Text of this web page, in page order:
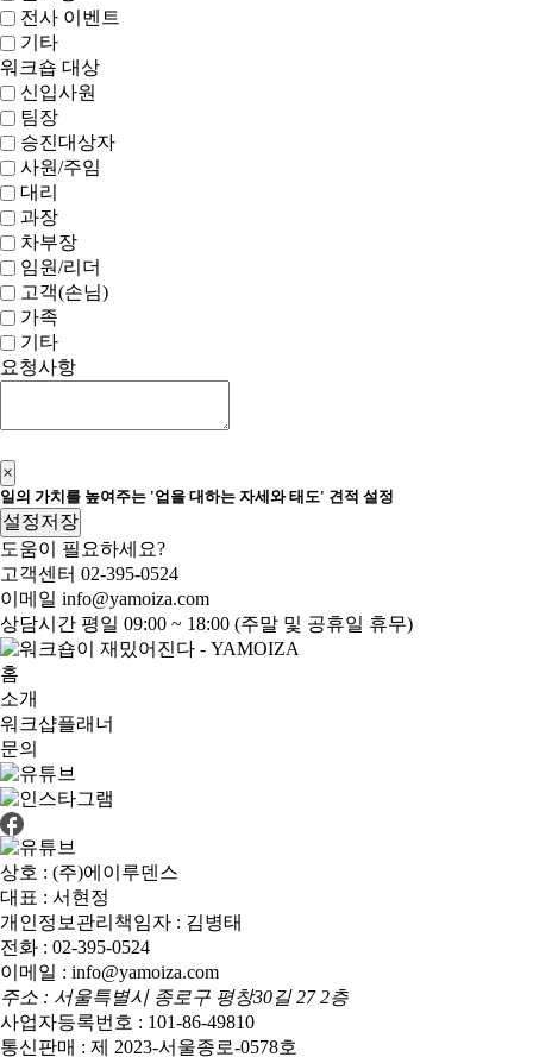
전사 이벤트
기타
워크숍 대상
신입사원
팀장
승진대상자
사원/주임
대리
과장
차부장
임원/리더
고객(손님)
가족
기타
요청사항
×
일의 가치를 높여주는 '업을 대하는 자세와 태도' 견적 설정
설정저장
도움이 필요하세요?
고객센터 02-395-0524
이메일 info@yamoiza.com
상담시간 평일 09:00 ~ 18:00 (주말 및 공휴일 휴무)
홈
소개
워크샵플래너
문의
상호 : (주)에이루덴스
대표 : 서현정
개인정보관리책임자 : 김병태
전화 : 02-395-0524
이메일 : info@yamoiza.com
주소 : 서울특별시 종로구 평창30길 27 2층
사업자등록번호 : 101-86-49810
통신판매 : 제 2023-서울종로-0578호